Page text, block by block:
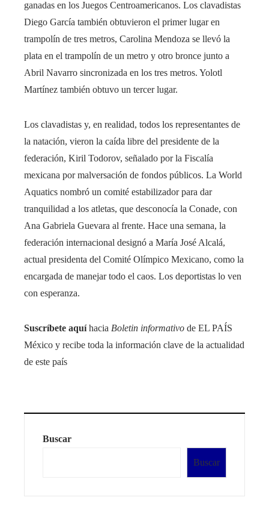
ganadas en los Juegos Centroamericanos. Los clavadistas
Diego García también obtuvieron el primer lugar en
trampolín de tres metros, Carolina Mendoza se llevó la
plata en el trampolín de un metro y otro bronce junto a
Abril Navarro sincronizada en los tres metros. Yolotl
Martínez también obtuvo un tercer lugar.
Los clavadistas y, en realidad, todos los representantes de
la natación, vieron la caída libre del presidente de la
federación, Kiril Todorov, señalado por la Fiscalía
mexicana por malversación de fondos públicos. La World
Aquatics nombró un comité estabilizador para dar
tranquilidad a los atletas, que desconocía la Conade, con
Ana Gabriela Guevara al frente. Hace una semana, la
federación internacional designó a María José Alcalá,
actual presidenta del Comité Olímpico Mexicano, como la
encargada de manejar todo el caos. Los deportistas lo ven
con esperanza.
Suscríbete aquí hacia Boletin informativo de EL PAÍS
México y recibe toda la información clave de la actualidad
de este país
Buscar
Buscar